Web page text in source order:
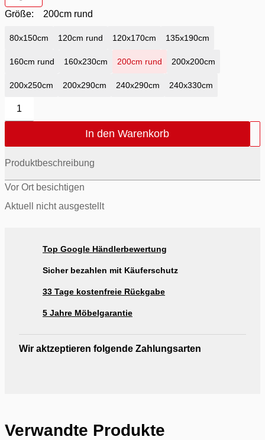
Größe: 200cm rund
80x150cm 120cm rund 120x170cm 135x190cm
160cm rund 160x230cm 200cm rund 200x200cm
200x250cm 200x290cm 240x290cm 240x330cm
1
In den Warenkorb
Produktbeschreibung
Vor Ort besichtigen
Aktuell nicht ausgestellt
Top Google Händlerbewertung
Sicher bezahlen mit Käuferschutz
33 Tage kostenfreie Rückgabe
5 Jahre Möbelgarantie
Wir aktzeptieren folgende Zahlungsarten
Verwandte Produkte